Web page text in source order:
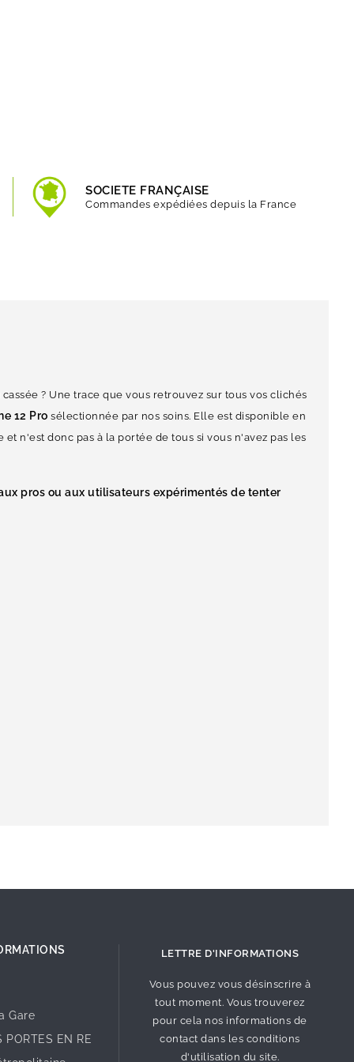
SOCIETE FRANÇAISE
Commandes expédiées depuis la France
? Une trace que vous retrouvez sur tous vos clichés
12 Pro sélectionnée par nos soins. Elle est disponible en
n'est donc pas à la portée de tous si vous n'avez pas les
pros ou aux utilisateurs expérimentés de tenter
Gare
PORTES EN RE
LETTRE D'INFORMATIONS
Vous pouvez vous désinscrire à
tout moment. Vous trouverez
pour cela nos informations de
contact dans les conditions
d'utilisation du site.